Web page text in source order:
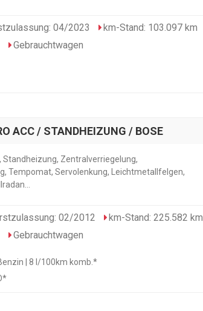
04/2023 km-Stand: 103.097 km
Gebrauchtwagen
ACC / STANDHEIZUNG / BOSE
Zentralverriegelung,
Tempomat, Servolenkung, Leichtmetallfelgen,
02/2012 km-Stand: 225.582 km
Gebrauchtwagen
| 8 l/100km komb.*